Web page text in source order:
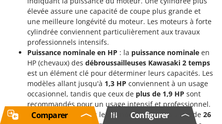
élevée assure une capacité de coupe plus grande et
une meilleure longévité du moteur. Les moteurs à forte
cylindrée conviennent particulièrement aux travaux
professionnels intensifs.
Puissance nominale en HP : la puissance nominale en
HP (chevaux) des débroussailleuses Kawasaki 2 temps
est un élément clé pour déterminer leurs capacités. Les
modèles allant jusqu'à 1,3 HP conviennent à un usage
occasionnel, tandis que ceux de plus de 1,9 HP sont
recommandés pour un usage intensif et professionnel.
Diamètre de l’arbre : le diamètre de l’arbre varie de 26
Configurer
Comparer